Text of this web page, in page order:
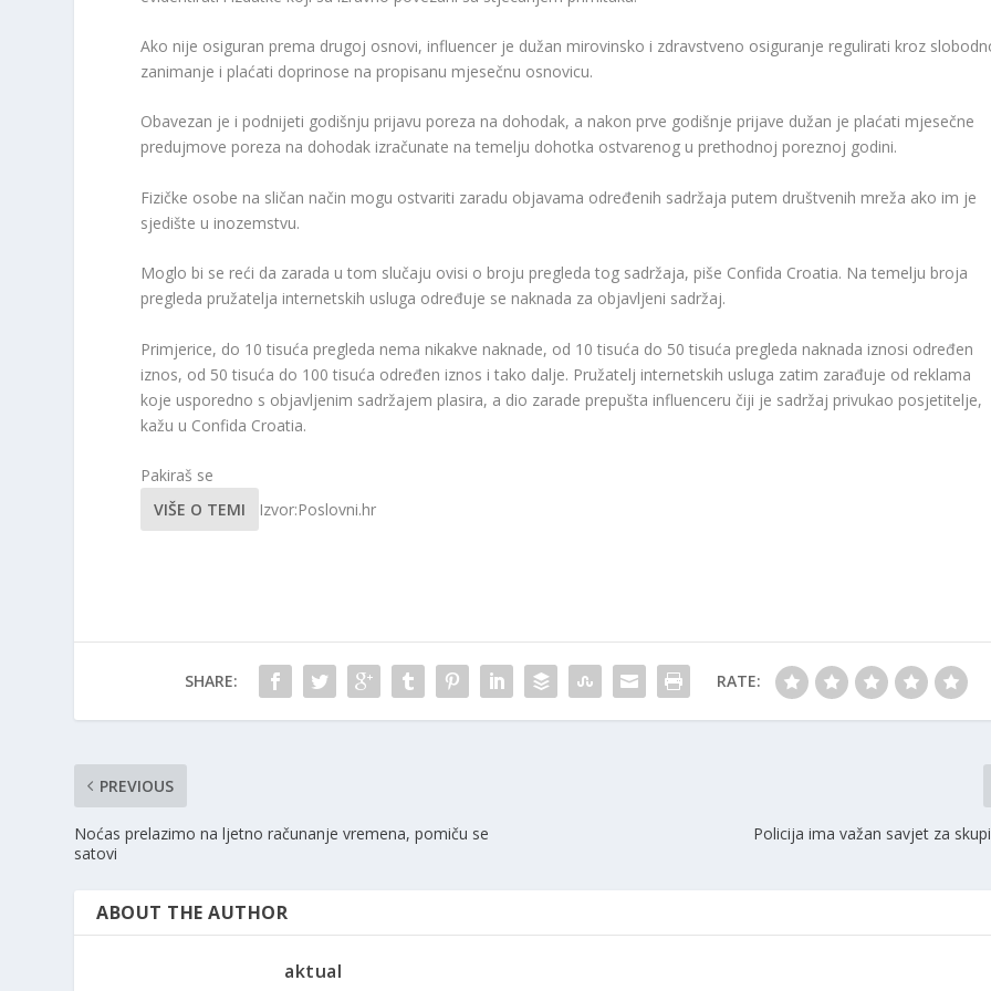
Ako nije osiguran prema drugoj osnovi, influencer je dužan mirovinsko i zdravstveno osiguranje regulirati kroz
zanimanje i plaćati doprinose na propisanu mjesečnu osnovicu.
Obavezan je i podnijeti godišnju prijavu poreza na dohodak, a nakon prve godišnje prijave dužan je plaćati mjesečne
predujmove poreza na dohodak izračunate na temelju dohotka ostvarenog u prethodnoj poreznoj godini.
Fizičke osobe na sličan način mogu ostvariti zaradu objavama određenih sadržaja putem društvenih mreža ako im je
sjedište u inozemstvu.
Moglo bi se reći da zarada u tom slučaju ovisi o broju pregleda tog sadržaja, piše Confida Croatia. Na temelju broja
pregleda pružatelja internetskih usluga određuje se naknada za objavljeni sadržaj.
Primjerice, do 10 tisuća pregleda nema nikakve naknade, od 10 tisuća do 50 tisuća pregleda naknada iznosi određen
iznos, od 50 tisuća do 100 tisuća određen iznos i tako dalje. Pružatelj internetskih usluga zatim zarađuje od reklama
koje usporedno s objavljenim sadržajem plasira, a dio zarade prepušta influenceru čiji je sadržaj privukao posjetitelje,
kažu u Confida Croatia.
Pakiraš se
VIŠE O TEMI
Izvor:Poslovni.hr
SHARE: RATE:
PREVIOUS
Noćas prelazimo na ljetno računanje vremena, pomiču se
satovi
Policija ima važan savjet za
ABOUT THE AUTHOR
aktual